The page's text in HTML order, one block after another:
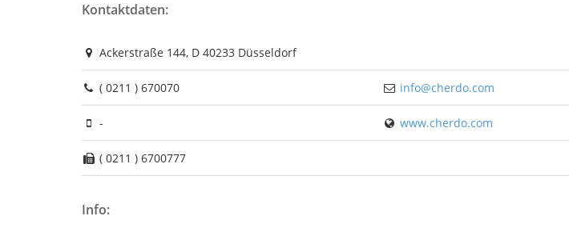
Kontaktdaten:
Ackerstraße 144, D 40233 Düsseldorf
( 0211 ) 670070 info@cherdo.com
- www.cherdo.com
( 0211 ) 6700777
Info: